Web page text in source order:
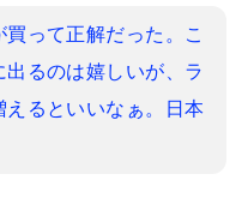
って正解だった。こ
るのは嬉しいが、ラ
るといいなぁ。日本